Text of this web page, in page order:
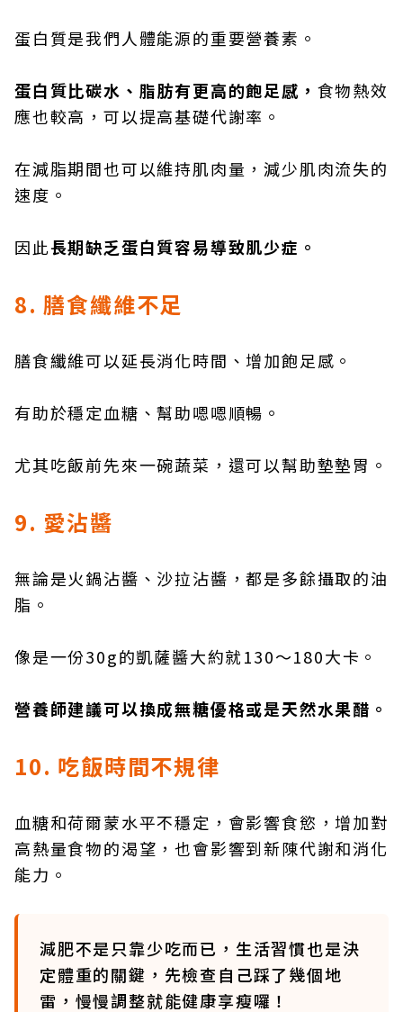
蛋白質是我們人體能源的重要營養素。
蛋白質比碳水、脂肪有更高的飽足感， 食物熱效
應也較高，可以提高基礎代謝率。
在減脂期間也可以維持肌肉量，減少肌肉流失的
速度。
因此長期缺乏蛋白質容易導致肌少症。
8. 膳食纖維不足
膳食纖維可以延長消化時間、增加飽足感。
有助於穩定血糖、幫助嗯嗯順暢。
尤其吃飯前先來一碗蔬菜，還可以幫助墊墊胃。
9. 愛沾醬
無論是火鍋沾醬、沙拉沾醬，都是多餘攝取的油
脂。
像是一份30g的凱薩醬大約就130～180大卡。
營養師建議可以換成無糖優格或是天然水果醋。
10. 吃飯時間不規律
血糖和荷爾蒙水平不穩定，會影響食慾，增加對
高熱量食物的渴望，也會影響到新陳代謝和消化
能力。
減肥不是只靠少吃而已，生活習慣也是決
定體重的關鍵，先檢查自己踩了幾個地
雷，慢慢調整就能健康享瘦囉！